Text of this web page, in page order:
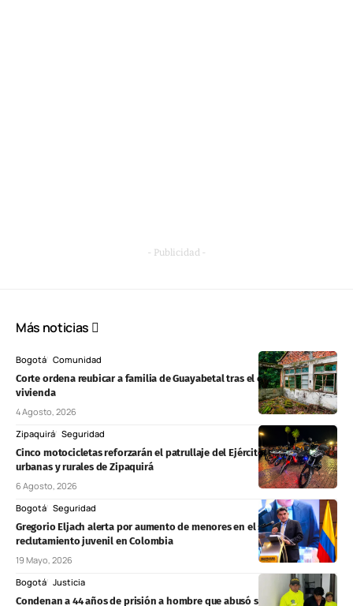
- Publicidad -
Más noticias
Bogotá Comunidad
Corte ordena reubicar a familia de Guayabetal tras el colapso de su
vivienda
4 Agosto, 2026
Zipaquirá Seguridad
Cinco motocicletas reforzarán el patrullaje del Ejército en zonas
urbanas y rurales de Zipaquirá
6 Agosto, 2026
Bogotá Seguridad
Gregorio Eljach alerta por aumento de menores en el sistema penal y
reclutamiento juvenil en Colombia
19 Mayo, 2026
Bogotá Justicia
Condenan a 44 años de prisión a hombre que abusó sexualmente de